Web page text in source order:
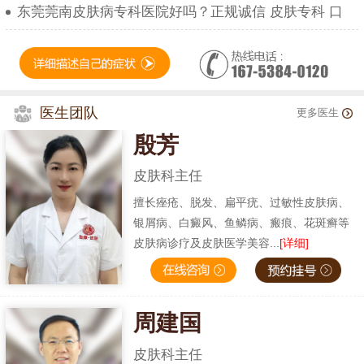
东莞莞南皮肤病专科医院好吗？正规诚信 皮肤专科 口
医生团队 更多医生
殷芳
皮肤科主任
擅长痤疮、脱发、扁平疣、过敏性皮肤病、
银屑病、白癜风、鱼鳞病、瘢痕、花斑癣等
皮肤病诊疗及皮肤医学美容... [详细]
周建国
皮肤科主任